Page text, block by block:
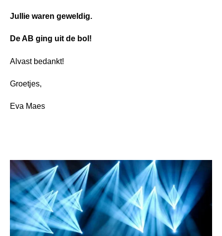
Jullie waren geweldig.
De AB ging uit de bol!
Alvast bedankt!
Groetjes,
Eva Maes